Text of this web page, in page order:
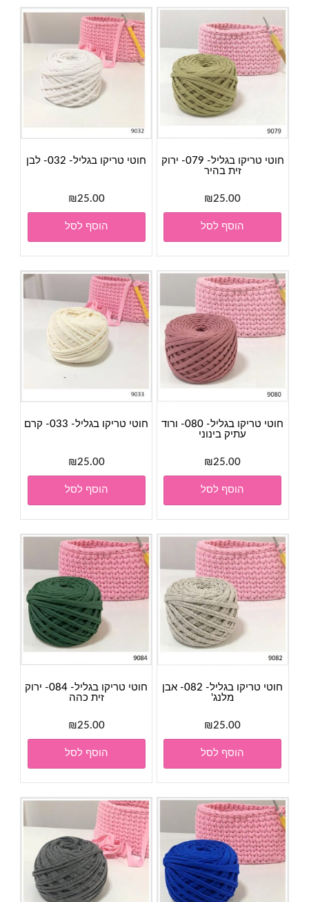
חוטי טריקו בגליל- 079- ירוק
זית בהיר
₪25.00
הוסף לסל
חוטי טריקו בגליל- 032- לבן
₪25.00
הוסף לסל
חוטי טריקו בגליל- 080- ורוד
עתיק בינוני
₪25.00
הוסף לסל
חוטי טריקו בגליל- 033- קרם
₪25.00
הוסף לסל
חוטי טריקו בגליל- 082- אבן
מלנג'
₪25.00
הוסף לסל
חוטי טריקו בגליל- 084- ירוק
זית כהה
₪25.00
הוסף לסל